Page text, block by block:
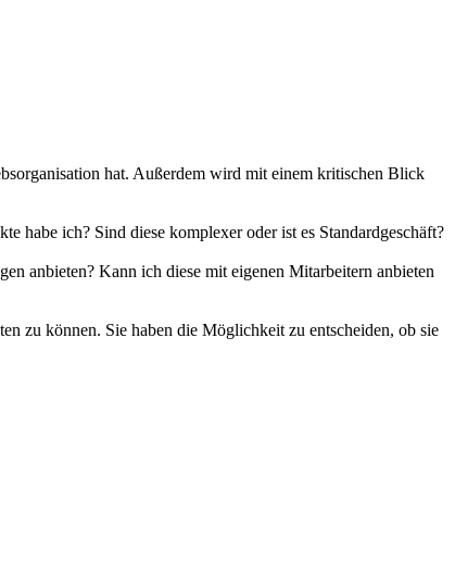
hat. Außerdem wird mit einem kritischen Blick
habe ich? Sind diese komplexer oder ist es Standardgeschäft?
anbieten? Kann ich diese mit eigenen Mitarbeitern anbieten
zu können. Sie haben die Möglichkeit zu entscheiden, ob sie